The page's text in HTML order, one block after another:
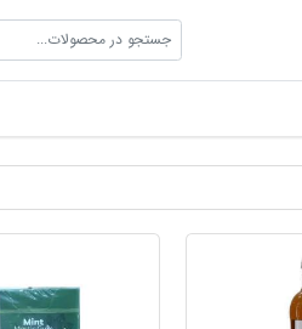
جستجو در محصولات...